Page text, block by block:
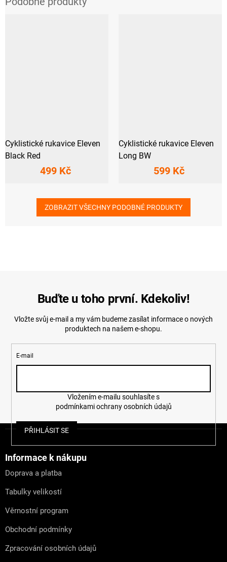
Cyklistické rukavice Eleven
Black Red
499 Kč
Cyklistické rukavice Eleven
Long BW
599 Kč
ZOBRAZIT VŠECHNY PODOBNÉ PRODUKTY
Buďte u toho první. Kdekoliv!
Vložte svůj e-mail a my vám budeme zasílat informace o nových
produktech na našem e-shopu.
E-mail
podmínkami ochrany osobních údajů
PŘIHLÁSIT SE
Informace k nákupu
Doprava a platba
Tabulky velikostí
Věrnostní program
Obchodní podmínky
Zpracování osobních údajů